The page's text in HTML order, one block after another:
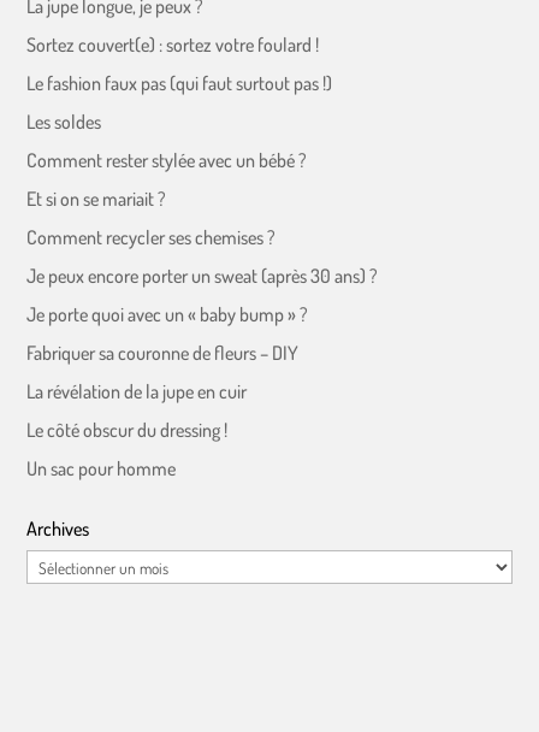
La jupe longue, je peux ?
Sortez couvert(e) : sortez votre foulard !
Le fashion faux pas (qui faut surtout pas !)
Les soldes
Comment rester stylée avec un bébé ?
Et si on se mariait ?
Comment recycler ses chemises ?
Je peux encore porter un sweat (après 30 ans) ?
Je porte quoi avec un « baby bump » ?
Fabriquer sa couronne de fleurs – DIY
La révélation de la jupe en cuir
Le côté obscur du dressing !
Un sac pour homme
Archives
Archives